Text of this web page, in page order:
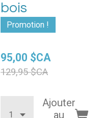
bois
Promotion !
95,00 $CA
129,95 $CA
Ajouter
au